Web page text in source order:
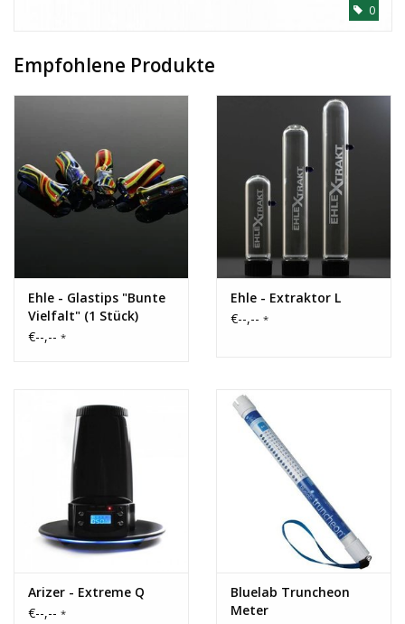
0
Empfohlene Produkte
Ehle - Glastips "Bunte
Vielfalt" (1 Stück)
€--,-- *
Ehle - Extraktor L
€--,-- *
Arizer - Extreme Q
€--,-- *
Bluelab Truncheon
Meter